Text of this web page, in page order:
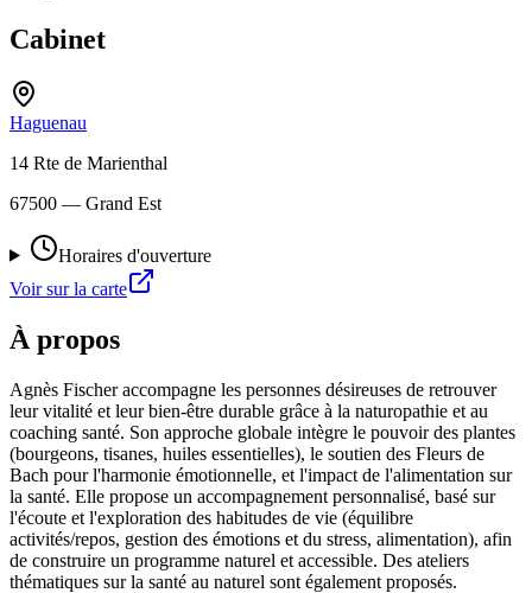
Cabinet
Haguenau
14 Rte de Marienthal
67500 — Grand Est
Horaires d'ouverture
Voir sur la carte
À propos
Agnès Fischer accompagne les personnes désireuses de retrouver
leur vitalité et leur bien-être durable grâce à la naturopathie et au
coaching santé. Son approche globale intègre le pouvoir des plantes
(bourgeons, tisanes, huiles essentielles), le soutien des Fleurs de
Bach pour l'harmonie émotionnelle, et l'impact de l'alimentation sur
la santé. Elle propose un accompagnement personnalisé, basé sur
l'écoute et l'exploration des habitudes de vie (équilibre
activités/repos, gestion des émotions et du stress, alimentation), afin
de construire un programme naturel et accessible. Des ateliers
thématiques sur la santé au naturel sont également proposés.